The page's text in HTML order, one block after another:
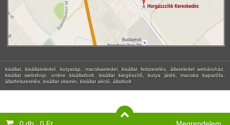
kisállat, kisállateledel, kutyatáp, macskaeledel, kisállat felszerelés, állateledel webáruház,
kisállat webshop, online kisállatbolt, kisállat kiegészítő, kutya játék, macska kaparófa,
állatfelszerelés, kisállat vitamin, kisállat akció, állatbolt